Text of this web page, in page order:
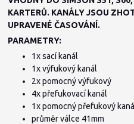
KARTERŮ. KANÁLY JSOU
UPRAVENÉ ČASOVÁNÍ.
PARAMETRY:
1x sací kanál
1x výfukový kanál
2x pomocný výfukový
4x přefukovací kanál
1x pomocný přefukový
průměr válce 41mm